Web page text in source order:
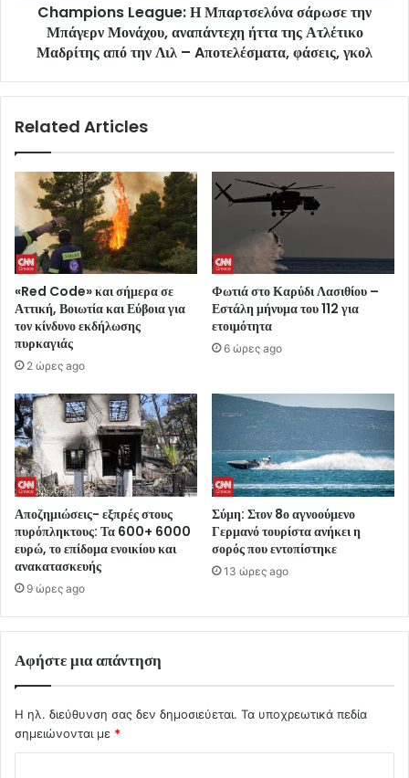
Champions League: Η Μπαρτσελόνα σάρωσε την
Μπάγερν Μονάχου, αναπάντεχη ήττα της Ατλέτικο
Μαδρίτης από την Λιλ – Aποτελέσματα, φάσεις, γκολ
Related Articles
«Red Code» και σήμερα σε
Αττική, Βοιωτία και Εύβοια για
τον κίνδυνο εκδήλωσης
πυρκαγιάς
2 ώρες ago
Φωτιά στο Καρύδι Λασιθίου –
Εστάλη μήνυμα του 112 για
ετοιμότητα
6 ώρες ago
Αποζημιώσεις- εξπρές στους
πυρόπληκτους: Τα 600+ 6000
ευρώ, το επίδομα ενοικίου και
ανακατασκευής
9 ώρες ago
Σύμη: Στον 8ο αγνοούμενο
Γερμανό τουρίστα ανήκει η
σορός που εντοπίστηκε
13 ώρες ago
Αφήστε μια απάντηση
Η ηλ. διεύθυνση σας δεν δημοσιεύεται. Τα υποχρεωτικά πεδία
σημειώνονται με *